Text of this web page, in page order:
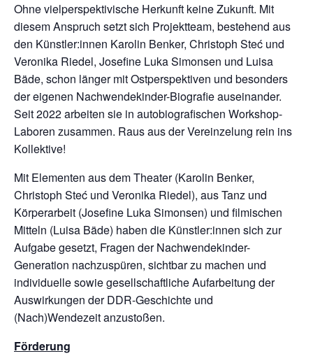
Ohne vielperspektivische Herkunft keine Zukunft. Mit
diesem Anspruch setzt sich Projektteam, bestehend aus
den Künstler:innen Karolin Benker, Christoph Steć und
Veronika Riedel, Josefine Luka Simonsen und Luisa
Bäde, schon länger mit Ostperspektiven und besonders
der eigenen Nachwendekinder-Biografie auseinander.
Seit 2022 arbeiten sie in autobiografischen Workshop-
Laboren zusammen. Raus aus der Vereinzelung rein ins
Kollektive!
Mit Elementen aus dem Theater (Karolin Benker,
Christoph Steć und Veronika Riedel), aus Tanz und
Körperarbeit (Josefine Luka Simonsen) und filmischen
Mitteln (Luisa Bäde) haben die Künstler:innen sich zur
Aufgabe gesetzt, Fragen der Nachwendekinder-
Generation nachzuspüren, sichtbar zu machen und
individuelle sowie gesellschaftliche Aufarbeitung der
Auswirkungen der DDR-Geschichte und
(Nach)Wendezeit anzustoßen.
Förderung